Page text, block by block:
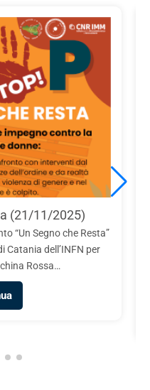
(21/11/2025)
“Un Segno che Resta”
Catania dell’INFN per
Rossa…